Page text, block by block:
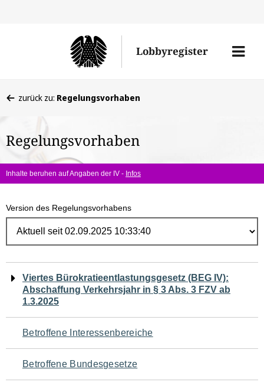
Lobbyregister
Menü
befinden
hier:
zurück zu: Regelungsvorhaben
Regelungsvorhaben
Inhalte beruhen auf Angaben der IV - Infos
Version des Regelungsvorhabens
Navigation
für
den
Seiteninhalt
Viertes Bürokratieentlastungsgesetz (BEG IV):
Abschaffung Verkehrsjahr in § 3 Abs. 3 FZV ab
1.3.2025
Betroffene Interessenbereiche
Betroffene Bundesgesetze